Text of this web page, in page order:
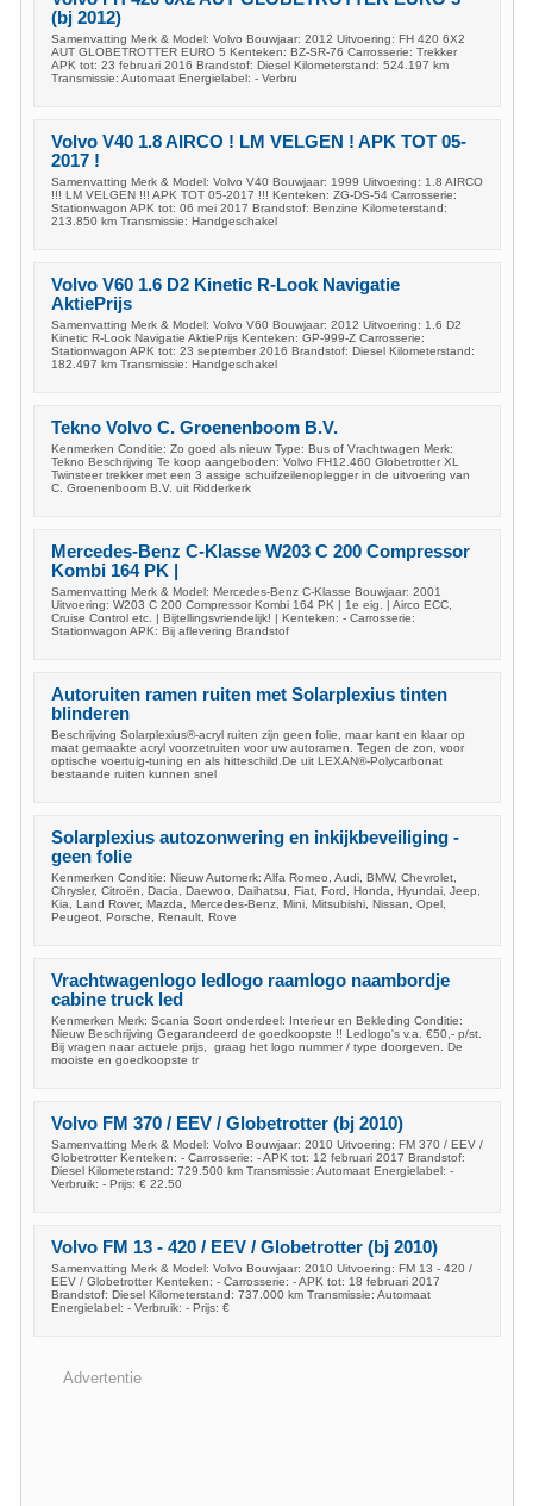
(bj 2012)
Samenvatting Merk & Model: Volvo Bouwjaar: 2012 Uitvoering: FH 420 6X2
AUT GLOBETROTTER EURO 5 Kenteken: BZ-SR-76 Carrosserie: Trekker
APK tot: 23 februari 2016 Brandstof: Diesel Kilometerstand: 524.197 km
Transmissie: Automaat Energielabel: - Verbru
Volvo V40 1.8 AIRCO ! LM VELGEN ! APK TOT 05-
2017 !
Samenvatting Merk & Model: Volvo V40 Bouwjaar: 1999 Uitvoering: 1.8 AIRCO
!!! LM VELGEN !!! APK TOT 05-2017 !!! Kenteken: ZG-DS-54 Carrosserie:
Stationwagon APK tot: 06 mei 2017 Brandstof: Benzine Kilometerstand:
213.850 km Transmissie: Handgeschakel
Volvo V60 1.6 D2 Kinetic R-Look Navigatie
AktiePrijs
Samenvatting Merk & Model: Volvo V60 Bouwjaar: 2012 Uitvoering: 1.6 D2
Kinetic R-Look Navigatie AktiePrijs Kenteken: GP-999-Z Carrosserie:
Stationwagon APK tot: 23 september 2016 Brandstof: Diesel Kilometerstand:
182.497 km Transmissie: Handgeschakel
Tekno Volvo C. Groenenboom B.V.
Kenmerken Conditie: Zo goed als nieuw Type: Bus of Vrachtwagen Merk:
Tekno Beschrijving Te koop aangeboden: Volvo FH12.460 Globetrotter XL
Twinsteer trekker met een 3 assige schuifzeilenoplegger in de uitvoering van
C. Groenenboom B.V. uit Ridderkerk
Mercedes-Benz C-Klasse W203 C 200 Compressor
Kombi 164 PK |
Samenvatting Merk & Model: Mercedes-Benz C-Klasse Bouwjaar: 2001
Uitvoering: W203 C 200 Compressor Kombi 164 PK | 1e eig. | Airco ECC,
Cruise Control etc. | Bijtellingsvriendelijk! | Kenteken: - Carrosserie:
Stationwagon APK: Bij aflevering Brandstof
Autoruiten ramen ruiten met Solarplexius tinten
blinderen
Beschrijving Solarplexius®-acryl ruiten zijn geen folie, maar kant en klaar op
maat gemaakte acryl voorzetruiten voor uw autoramen. Tegen de zon, voor
optische voertuig-tuning en als hitteschild.De uit LEXAN®-Polycarbonat
bestaande ruiten kunnen snel
Solarplexius autozonwering en inkijkbeveiliging -
geen folie
Kenmerken Conditie: Nieuw Automerk: Alfa Romeo, Audi, BMW, Chevrolet,
Chrysler, Citroën, Dacia, Daewoo, Daihatsu, Fiat, Ford, Honda, Hyundai, Jeep,
Kia, Land Rover, Mazda, Mercedes-Benz, Mini, Mitsubishi, Nissan, Opel,
Peugeot, Porsche, Renault, Rove
Vrachtwagenlogo ledlogo raamlogo naambordje
cabine truck led
Kenmerken Merk: Scania Soort onderdeel: Interieur en Bekleding Conditie:
Nieuw Beschrijving Gegarandeerd de goedkoopste !! Ledlogo's v.a. €50,- p/st.
Bij vragen naar actuele prijs, graag het logo nummer / type doorgeven. De
mooiste en goedkoopste tr
Volvo FM 370 / EEV / Globetrotter (bj 2010)
Samenvatting Merk & Model: Volvo Bouwjaar: 2010 Uitvoering: FM 370 / EEV /
Globetrotter Kenteken: - Carrosserie: - APK tot: 12 februari 2017 Brandstof:
Diesel Kilometerstand: 729.500 km Transmissie: Automaat Energielabel: -
Verbruik: - Prijs: € 22.50
Volvo FM 13 - 420 / EEV / Globetrotter (bj 2010)
Samenvatting Merk & Model: Volvo Bouwjaar: 2010 Uitvoering: FM 13 - 420 /
EEV / Globetrotter Kenteken: - Carrosserie: - APK tot: 18 februari 2017
Brandstof: Diesel Kilometerstand: 737.000 km Transmissie: Automaat
Energielabel: - Verbruik: - Prijs: €
Advertentie